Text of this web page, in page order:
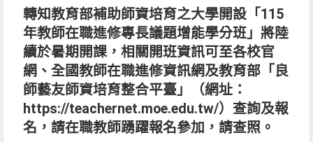
轉知教育部補助師資培育之大學開設「115
年教師在職進修專長議題增能學分班」將陸
續於暑期開課，相關開班資訊可至各校官
網、全國教師在職進修資訊網及教育部「良
師藝友師資培育整合平臺」（網址：
https://teachernet.moe.edu.tw/）查詢及報
名，請在職教師踴躍報名參加，請查照。